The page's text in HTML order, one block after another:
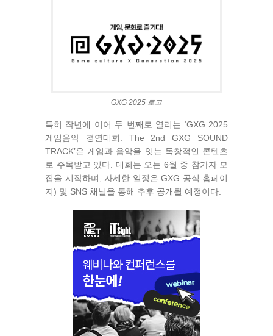
GXG 2025 로고
특히 작년에 이어 두 번째로 열리는 ‘GXG 2025
게임음악 경연대회: The 2nd GXG SOUND
TRACK’은 게임과 음악을 잇는 독창적인 콘텐츠
로 주목받고 있다. 대회는 오는 6월 중 참가자 모
집을 시작하며, 자세한 일정은 GXG 공식 홈페이
지) 및 SNS 채널을 통해 추후 공개될 예정이다.